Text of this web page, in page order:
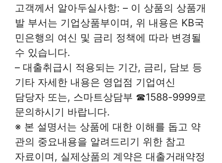
고객께서 알아두실사항: – 이 상품의 상품개
발 부서는 기업상품부이며, 위 내용은 KB국
민은행의 여신 및 금리 정책에 따라 변경될
수 있습니다.
– 대출취급시 적용되는 기간, 금리, 담보 등
기타 자세한 내용은 영업점 기업여신
담당자 또는, 스마트상담부 ☎1588-9999로
문의하시기 바랍니다.
※ 본 설명서는 상품에 대한 이해를 돕고 약
관의 중요내용을 알려드리기 위한 참고
자료이며, 실제상품의 계약은 대출거래약정